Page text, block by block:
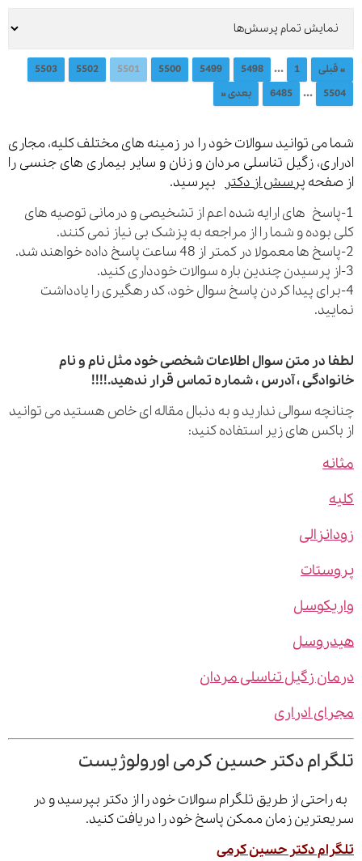
« قبلی 1
...
5498
5499
5500
5501
5502
5503
5504
...
6485 بعدی »
شما می توانید سوالات خود را در زمینه های مختلف کلیه، مجاری
ادراری، زگیل تناسلی مردان و زنان و سایر بیماری های جنسی را
از صفحه پرسش از دکتر بپرسید.
1-پاسخ های ارایه شده اعم از تشخیصی و درمانی توصیه های
کلی بوده و شما را از مراجعه به پزشک بی نیاز نمی کنند.
2-پاسخ ها معمولا در کمتر از 48 ساعت پاسخ داده خواهند شد.
3-از پرسیدن چندین باره سوالات خودداری کنید.
4-برای پیدا کردن پاسخ سوال خود، کد رهگیری را یادداشت
نمایید.
لطفا در متن سوال اطلاعات شخصی خود مثل نام و نام
خانوادگی ، آدرس ، شماره تماس قرار ندهید.!!!!
چنانچه سوالی ندارید و به دنبال مقاله ای خاص هستید می توانید
از باکس های زیر استفاده کنید:
مثانه
کلیه
زودانزالی
پروستات
واریکوسل
هیدروسل
درمان زگیل تناسلی مردان
مجرای ادراری
تلگرام دکتر حسین کرمی اورولوژیست
به راحتی از طریق تلگرام سوالات خود را از دکتر بپرسید و در
سریعترین زمان ممکن پاسخ خود را دریافت کنید.
تلگرام دکتر حسین کرمی